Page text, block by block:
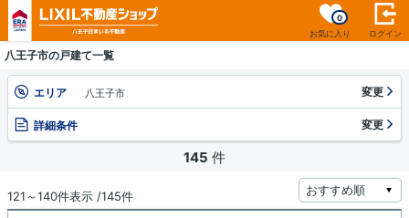
お気に入り
0
ログイン
八王子市の戸建て一覧
エリア 八王子市 変更
詳細条件 変更
145 件
121～140件表示 /145件